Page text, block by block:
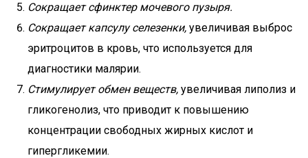
Сокращает сфинктер мочевого пузыря.
Сокращает капсулу селезенки, увеличивая выброс
эритроцитов в кровь, что используется для
диагностики малярии.
Стимулирует обмен веществ, увеличивая липолиз и
гликогенолиз, что приводит к повышению
концентрации свободных жирных кислот и
гипергликемии.